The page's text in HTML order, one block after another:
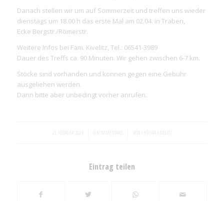
Danach stellen wir um auf Sommerzeit und treffen uns wieder
dienstags um 18.00 h das erste Mal am 02.04. in Traben,
Ecke Bergstr./Römerstr.
Weitere Infos bei Fam. Kivelitz, Tel.: 06541-3989
Dauer des Treffs ca. 90 Minuten. Wir gehen zwischen 6-7 km.
Stöcke sind vorhanden und können gegen eine Gebühr
ausgeliehen werden.
Dann bitte aber unbedingt vorher anrufen.
23. FEBRUAR 2024 0 KOMMENTARE VON CHRISTA KIVELITZ
Eintrag teilen